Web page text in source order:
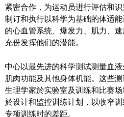
紧密合作，为运动员进行评估和
制订和执行以科学为基础的体适
的心血管系统、爆发力、肌力、
充份发挥他们的潜能。
中心以最先进的科学测试测量血液
肌肉功能及其他身体机能。这些
生理学家於实验室及训练和比赛
於设计和监控训练计划，以收窄
专项训练时的差距。